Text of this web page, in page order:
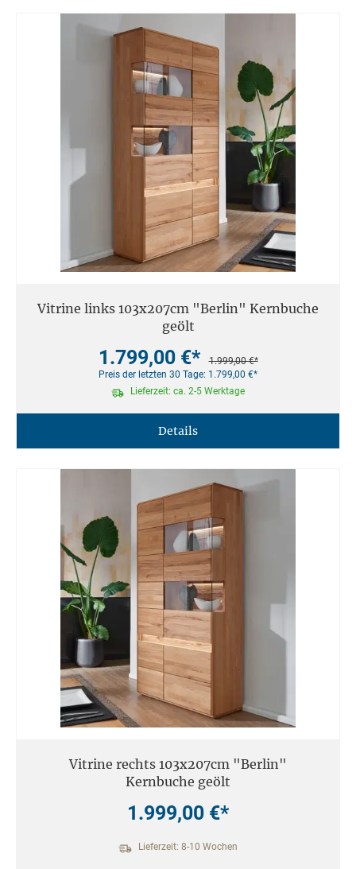
Vitrine links 103x207cm "Berlin" Kernbuche
geölt
1.799,00 €*
1.999,00 €*
Preis der letzten 30 Tage: 1.799,00 €*
Lieferzeit: ca. 2-5 Werktage
Details
Vitrine rechts 103x207cm "Berlin"
Kernbuche geölt
1.999,00 €*
Lieferzeit: 8-10 Wochen